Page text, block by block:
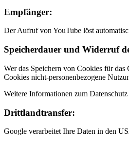
Empfänger:
Der Aufruf von YouTube löst
Speicherdauer und Widerruf
Wer das Speichern von Cookies für
Cookies nicht-personenbezogene
Weitere Informationen zum
Drittlandtransfer:
Google verarbeitet Ihre Daten in den